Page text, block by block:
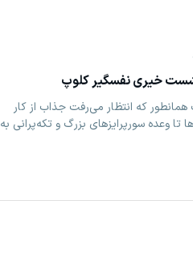
خیری نفسگیر کلوپ
که انتظار می‌رفت جذاب از کار
تا وعده سورپرایزهای بزرگ و تکه‌پرانی به